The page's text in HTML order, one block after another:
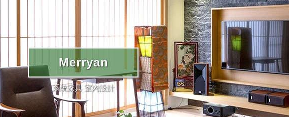
Merryan
系統家具 室內設計